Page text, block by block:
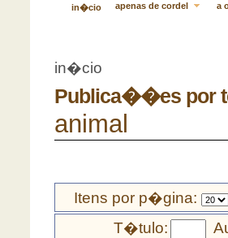
in�cio apenas de cordel a
in�cio
Publica��es por
animal
Itens por p�gina:
T�tulo: